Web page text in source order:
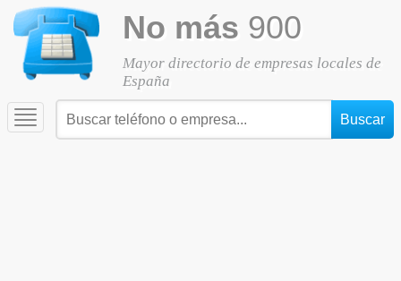
No más 900
Mayor directorio de empresas locales de
España
Toggle
navigation